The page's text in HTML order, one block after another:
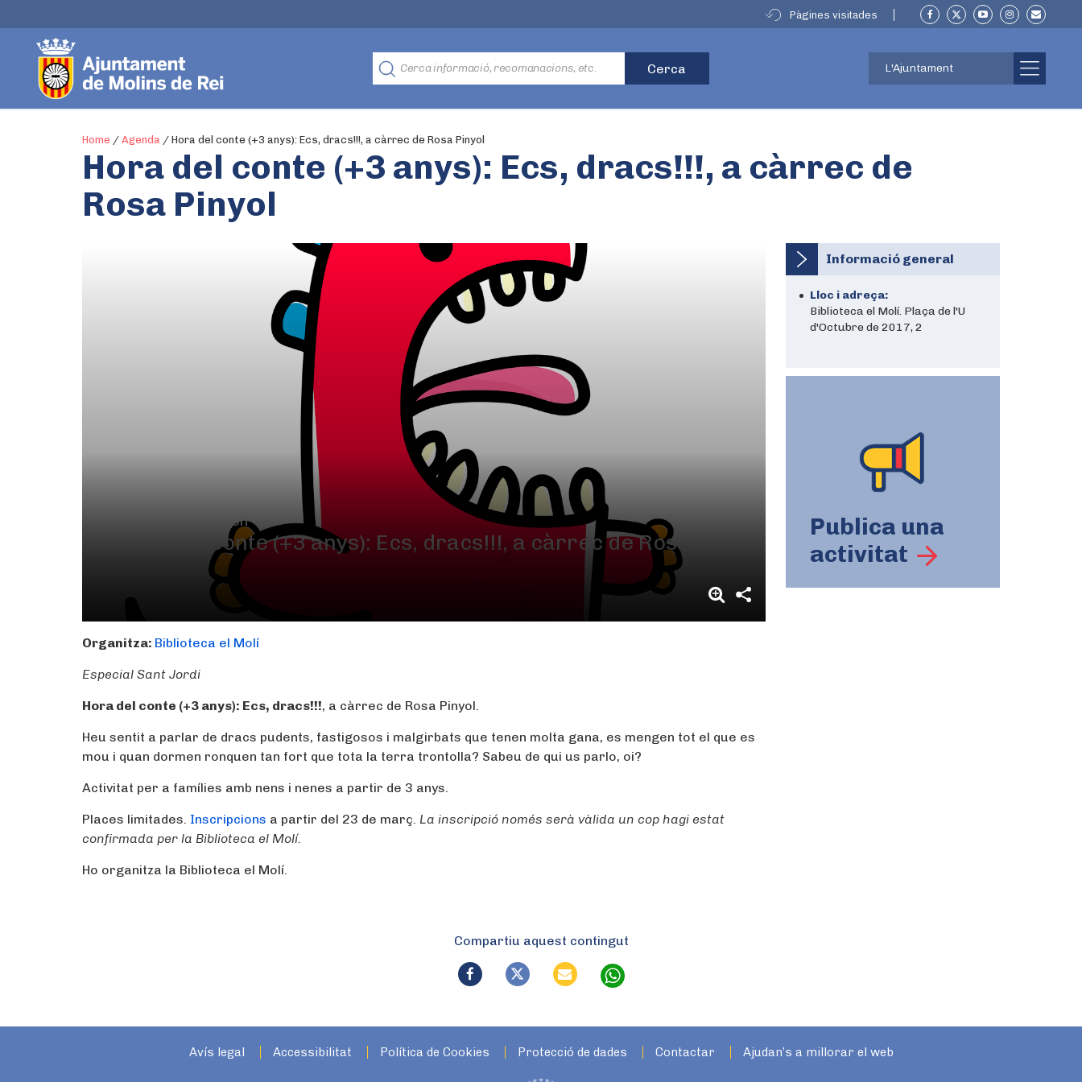
Pàgines visitades
L'Ajuntament
Home / Agenda / Hora del conte (+3 anys): Ecs, dracs!!!, a càrrec de Rosa Pinyol
Hora del conte (+3 anys): Ecs, dracs!!!, a càrrec de
Rosa Pinyol
De 17.30h a 18.30h
Hora del conte (+3 anys): Ecs, dracs!!!, a càrrec de Rosa
Organitza: Biblioteca el Molí
Especial Sant Jordi
Hora del conte (+3 anys): Ecs, dracs!!!, a càrrec de Rosa Pinyol.
Heu sentit a parlar de dracs pudents, fastigosos i malgirbats que tenen molta gana, es mengen tot el que es
mou i quan dormen ronquen tan fort que tota la terra trontolla? Sabeu de qui us parlo, oi?
Activitat per a famílies amb nens i nenes a partir de 3 anys.
Places limitades. Inscripcions a partir del 23 de març. La inscripció només serà vàlida un cop hagi estat
confirmada per la Biblioteca el Molí.
Ho organitza la Biblioteca el Molí.
Informació general
Lloc i adreça:
Biblioteca el Molí. Plaça de l'U
d'Octubre de 2017, 2
Publica una
activitat
Compartiu aquest contingut
Avís legal Accessibilitat Política de Cookies Protecció de dades Contactar Ajudan’s a millorar el web